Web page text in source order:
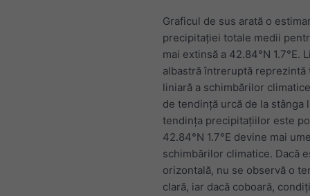
Graficul de sus arată o
precipitației totale medii
mai extinsă a 42.84°N 1.7°E.
albastră întreruptă reprezintă
liniară a schimbărilor
de tendință urcă de la stânga
tendința precipitațiilor este
42.84°N 1.7°E devine mai
schimbărilor climatice. Dacă
orizontală, nu se observă o
clară, iar dacă coboară,